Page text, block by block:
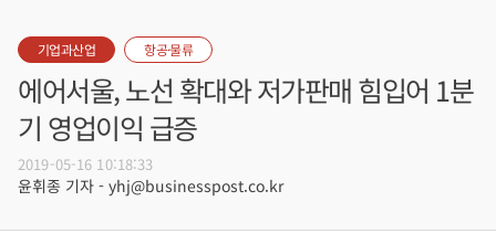
기업과산업 항공·물류
에어서울, 노선 확대와 저가판매 힘입어 1분
기 영업이익 급증
2019-05-16 10:18:33
윤휘종 기자 - yhj@businesspost.co.kr